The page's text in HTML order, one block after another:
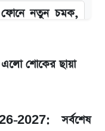
নতুন চমক,
জানা যাবে
পরিবর্তন
এলো শোকের ছায়া
2027: সর্বশেষ